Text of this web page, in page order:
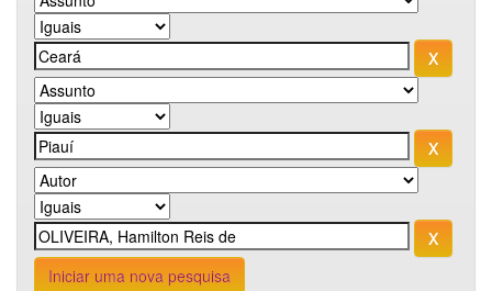
Iniciar uma nova pesquisa